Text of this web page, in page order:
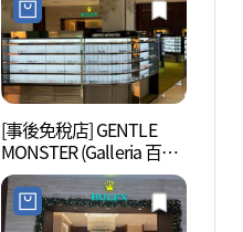
[事後免稅店] GENTLE
MONSTER (Galleria 百貨
公司 Timeworld店)(젠틀
몬스터 갤러리아백화점
타임월드점)